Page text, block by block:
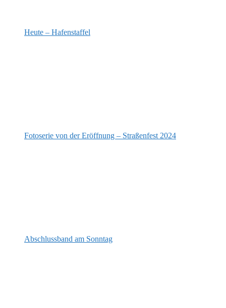
Heute – Hafenstaffel
Fotoserie von der Eröffnung – Straßenfest 2024
Abschlussband am Sonntag